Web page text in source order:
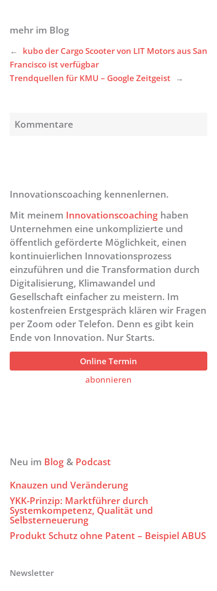
mehr im Blog
←
kubo der Cargo Scooter von LIT Motors aus San
Francisco ist verfügbar
Trendquellen für KMU – Google Zeitgeist →
Kommentare
Innovationscoaching kennenlernen.
Mit meinem Innovationscoaching haben
Unternehmen eine unkomplizierte und
öffentlich geförderte Möglichkeit, einen
kontinuierlichen Innovationsprozess
einzuführen und die Transformation durch
Digitalisierung, Klimawandel und
Gesellschaft einfacher zu meistern. Im
kostenfreien Erstgespräch klären wir Fragen
per Zoom oder Telefon. Denn es gibt kein
Ende von Innovation. Nur Starts.
Online Termin
abonnieren
Neu im Blog & Podcast
Knauzen und Veränderung
YKK-Prinzip: Marktführer durch
Systemkompetenz, Qualität und
Selbsterneuerung
Produkt Schutz ohne Patent – Beispiel ABUS
Newsletter